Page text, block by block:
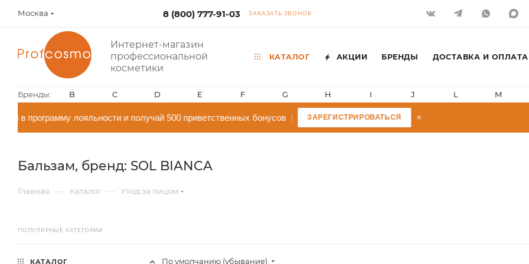
Москва 8 (800) 777-91-03 ЗАКАЗАТЬ ЗВОНОК
Интернет-магазин
профессиональной
косметики
КАТАЛОГ АКЦИИ БРЕНДЫ ДОСТАВКА И ОПЛАТА
Бренды: B C D E F G H I J L M
в программу лояльности и получай 500 приветственных бонусов| ЗАРЕГИСТРИРОВАТЬСЯ
Бальзам, бренд: SOL BIANCA
Главная — Каталог — Уход за лицом
ПОПУЛЯРНЫЕ КАТЕГОРИИ
По умолчанию (убывание)
КАТАЛОГ